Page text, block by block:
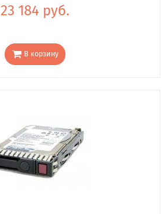
23 184 руб.
В корзину